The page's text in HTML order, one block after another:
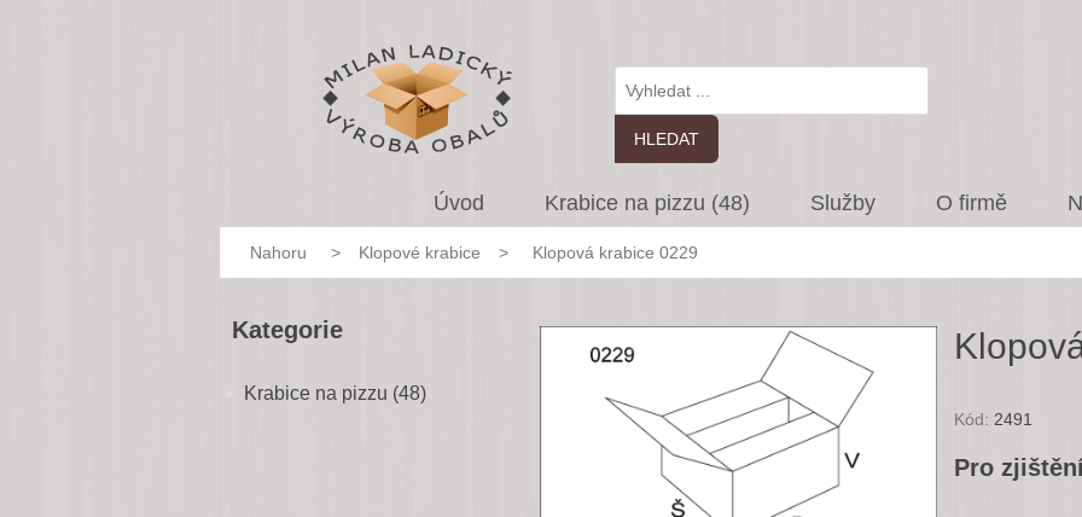
Úvod Krabice na pizzu (48) Služby O firmě
Nahoru > Klopové krabice > Klopová krabice 0229
Kategorie
Krabice na pizzu (48)
Kód: 2491
Pro